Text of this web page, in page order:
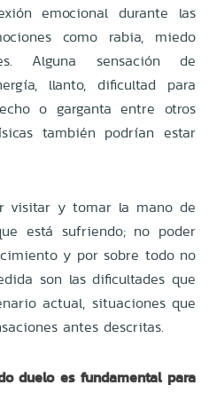
emocional durante las
como rabia, miedo
Alguna sensación de
llanto, dificultad para
o garganta entre otros
también podrían estar
visitar y tomar la mano de
está sufriendo; no poder
y por sobre todo no
son las dificultades que
actual, situaciones que
antes descritas.
duelo es fundamental para